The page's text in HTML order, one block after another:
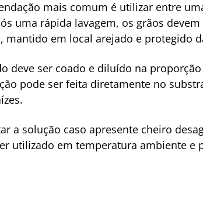
mais comum é utilizar entre
uma rápida lavagem, os grãos
em local arejado e protegido
deve ser coado e diluído na
pode ser feita diretamente no
a solução caso apresente cheiro
utilizado em temperatura ambiente e